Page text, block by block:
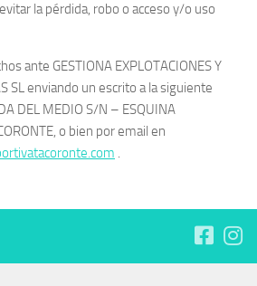
la pérdida, robo o acceso y/o uso
ante GESTIONA EXPLOTACIONES Y
SL enviando un escrito a la siguiente
DEL MEDIO S/N – ESQUINA
o bien por email en
.